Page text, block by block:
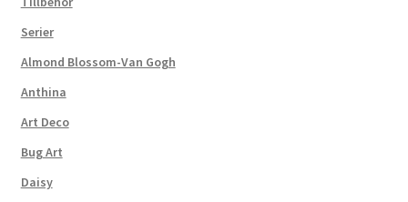
Serier
Almond Blossom-Van Gogh
Anthina
Art Deco
Bug Art
Daisy